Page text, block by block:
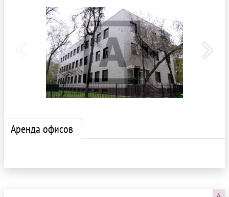
Аренда офисов
A